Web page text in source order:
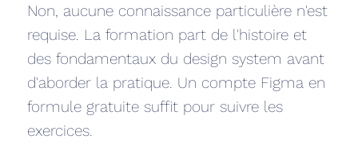
Non, aucune connaissance particulière n'est
requise. La formation part de l'histoire et
des fondamentaux du design system avant
d'aborder la pratique. Un compte Figma en
formule gratuite suffit pour suivre les
exercices.